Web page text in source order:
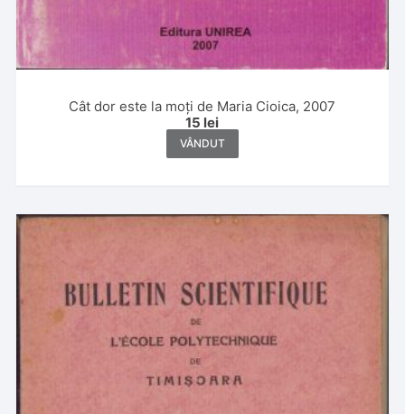
Cât dor este la moți de Maria Cioica, 2007
15 lei
VÂNDUT